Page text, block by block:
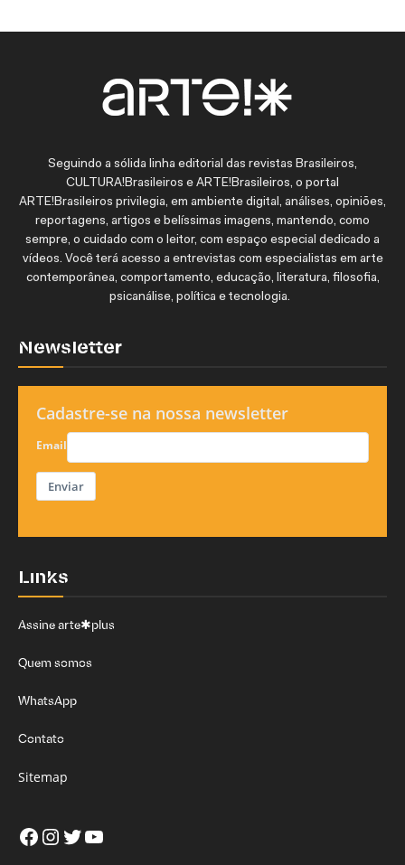
Seguindo a sólida linha editorial das revistas Brasileiros,
CULTURA!Brasileiros e ARTE!Brasileiros, o portal
ARTE!Brasileiros privilegia, em ambiente digital, análises, opiniões,
reportagens, artigos e belíssimas imagens, mantendo, como
sempre, o cuidado com o leitor, com espaço especial dedicado a
vídeos. Você terá acesso a entrevistas com especialistas em arte
contemporânea, comportamento, educação, literatura, filosofia,
psicanálise, política e tecnologia.
Newsletter
Cadastre-se na nossa newsletter
Email
Enviar
Links
Assine arte✱plus
Quem somos
WhatsApp
Contato
Sitemap
Facebook
Instagram
Twitter
Youtube